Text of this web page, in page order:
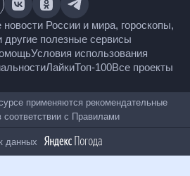
новости России и мира,
и другие полезные сервисы
Условия использования
Все проекты
ресурсе применяются
в соответствии с